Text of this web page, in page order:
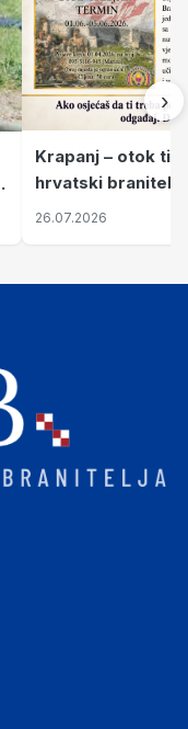
Krapanj – otok
hrvatski branitelji
pronalaze mir
26.07.2026
›